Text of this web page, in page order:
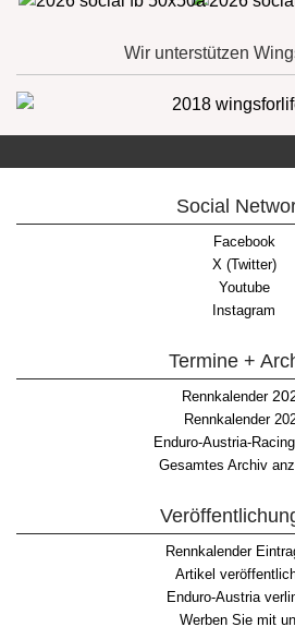
Wir unterstützen
Social
Facebook
X (Twitter)
Youtube
Instagram
Termine +
Rennkalender
Rennkalender
Enduro-Austria-
Gesamtes Archiv
Rennkalender
Artikel
Enduro-Austria
Werben Sie mit